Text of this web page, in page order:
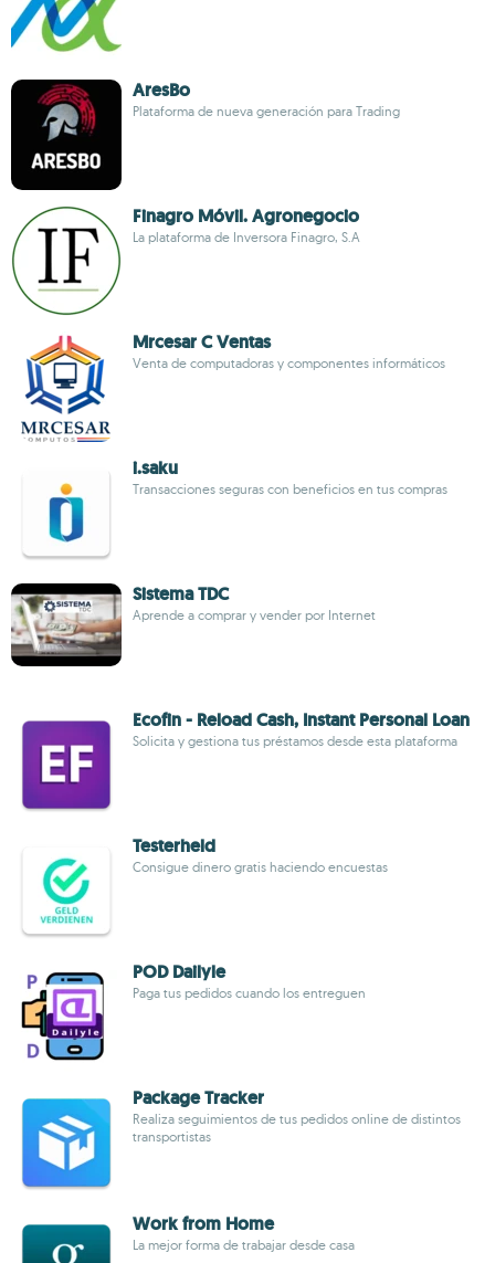
AresBo
Plataforma de nueva generación para Trading
Finagro Móvil. Agronegocio
La plataforma de Inversora Finagro, S.A
Mrcesar C Ventas
Venta de computadoras y componentes informáticos
i.saku
Transacciones seguras con beneficios en tus compras
Sistema TDC
Aprende a comprar y vender por Internet
Ecofin - Reload Cash, Instant Personal Loan
Solicita y gestiona tus préstamos desde esta plataforma
Testerheld
Consigue dinero gratis haciendo encuestas
POD Dailyle
Paga tus pedidos cuando los entreguen
Package Tracker
Realiza seguimientos de tus pedidos online de distintos
transportistas
Work from Home
La mejor forma de trabajar desde casa